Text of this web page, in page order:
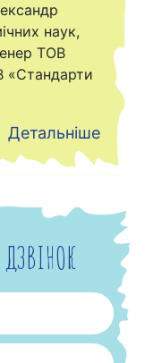
наук,
ТОВ
«Стандарти
Детальніше